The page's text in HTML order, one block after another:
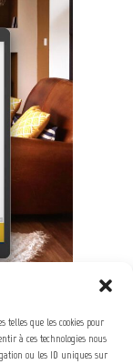
telles que les cookies pour
à ces technologies nous
ou les ID uniques sur